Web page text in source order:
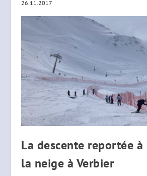
26.11.2017
La descente reportée à
la neige à Verbier